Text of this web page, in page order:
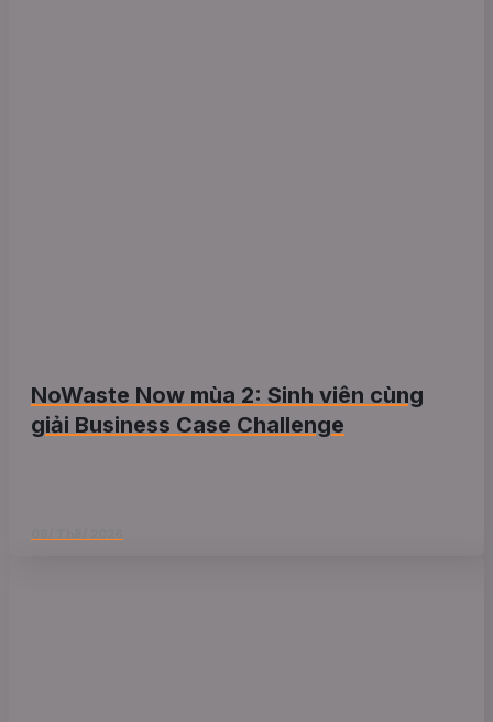
NoWaste Now mùa 2: Sinh viên cùng
giải Business Case Challenge